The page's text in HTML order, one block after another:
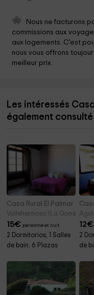
Nous ne facturons
commissions aux
aux logements. C'est
nous vous offrons
meilleur prix.
Les intéressés
également consulté
Casa Rural El Palmar
Vallehermoso (La Gomera)
15€ personne et nuit
2 Dormitorios, 1 Salles
de bain, 6 Plazas
12€
2
de